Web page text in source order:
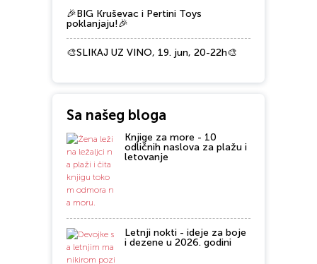
🎉BIG Kruševac i Pertini Toys
poklanjaju!🎉
🎨SLIKAJ UZ VINO, 19. jun, 20-22h🎨
Sa našeg bloga
Knjige za more - 10
odličnih naslova za plažu i
letovanje
Letnji nokti - ideje za boje
i dezene u 2026. godini